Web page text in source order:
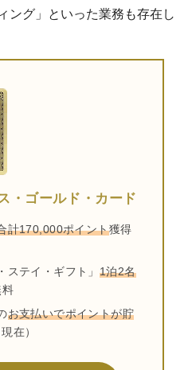
ング」といった業務も存在し
・ゴールド・カード
計170,000ポイント獲得
ステイ・ギフト」 1泊2名
料
お支払いでポイントが貯
在）